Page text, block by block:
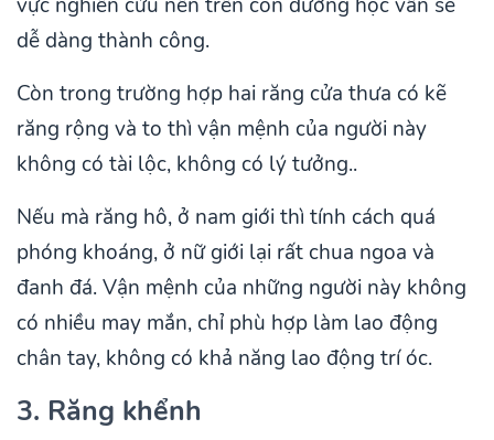
dễ dàng thành công.
Còn trong trường hợp hai răng cửa thưa có kẽ
răng rộng và to thì vận mệnh của người này
không có tài lộc, không có lý tưởng..
Nếu mà răng hô, ở nam giới thì tính cách quá
phóng khoáng, ở nữ giới lại rất chua ngoa và
đanh đá. Vận mệnh của những người này không
có nhiều may mắn, chỉ phù hợp làm lao động
chân tay, không có khả năng lao động trí óc.
3. Răng khểnh